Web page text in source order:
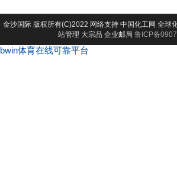
金沙国际 版权所有(C)2022 网络支持 中国化工网 全球
站管理 大宗品 企业邮局 鲁ICP备
bwin体育在线可靠平台